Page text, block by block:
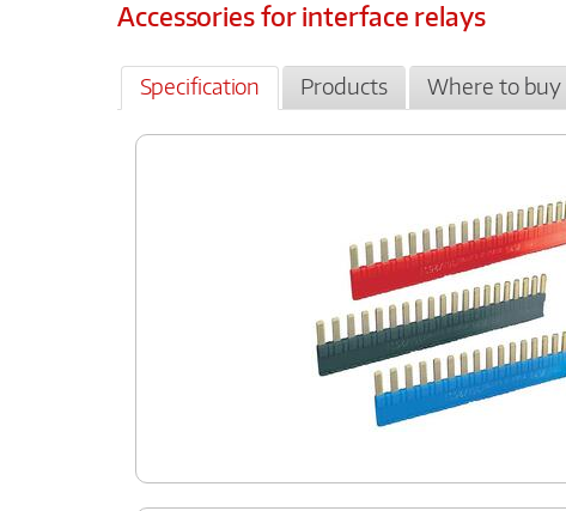
Accessories for interface relays
Specification Products Where to buy